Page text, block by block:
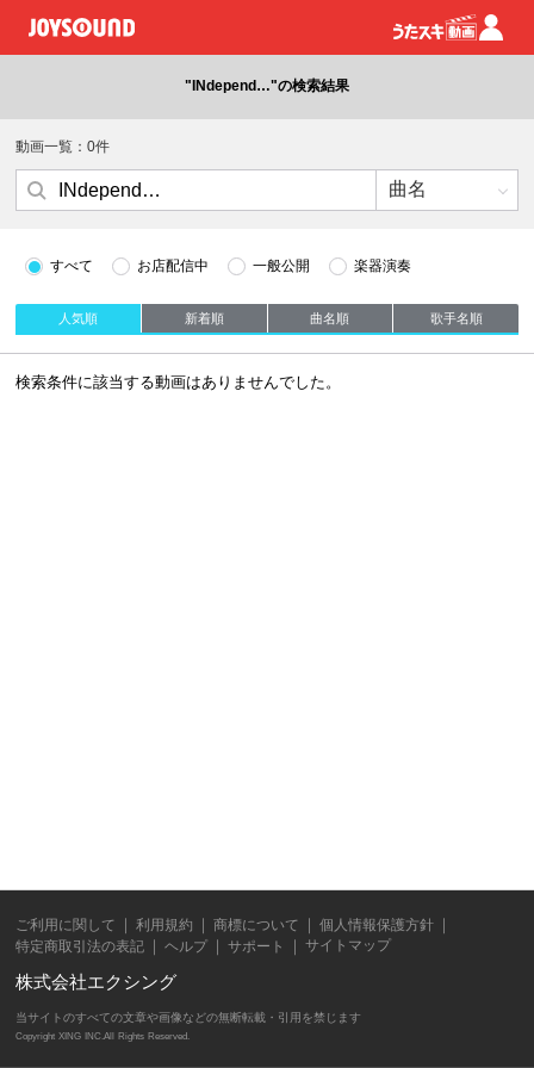
"INdepend…"の検索結果
動画一覧：0件
すべて お店配信中 一般公開 楽器演奏
人気順 新着順 曲名順 歌手名順
検索条件に該当する動画はありませんでした。
ご利用に関して 利用規約 商標について
個人情報保護方針
特定商取引法の表記
ヘルプ サポート サイトマップ
株式会社エクシング
当サイトのすべての文章や画像などの無断転載・引用を禁じます
Copyright XING INC.All Rights Reserved.